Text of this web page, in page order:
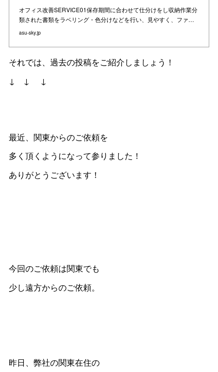
オフィス改善SERVICE01保存期間に合わせて仕分けをし収納作業分
類された書類をラベリング・⾊分けなどを⾏い、⾒やすく、ファ…
asu-sky.jp
それでは、過去の投稿をご紹介しましょう！
↓ ↓ ↓
最近、関東からのご依頼を
多く頂くようになって参りました！
ありがとうございます！
今回のご依頼は関東でも
少し遠方からのご依頼。
昨日、弊社の関東在住の